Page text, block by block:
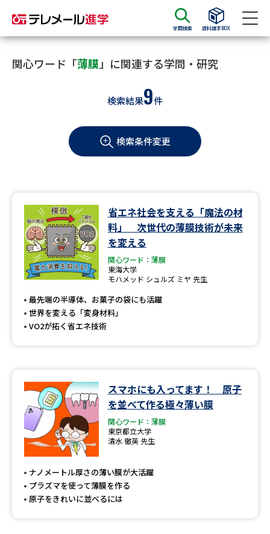
学問検索 資料請求BOX
資料請求 資料検索
大学・短大の資料種類から請求
学部・学科パンフ
過去問題集
大学・短大以外の資料から請求
専門学校の資料請求
留学・進学関連、塾・予備校
大学入学共通テスト「受験案
大学入学共通テスト「受験上の
高等学校（情報）教員資格認定
大学研究
大学で学べる内容や特徴を調べる
関心ワード「薄膜」に関連する学問・研究
検索結果9件
検索条件変更
省エネ社会を支える「魔法の材
料」 次世代の薄膜技術が未来
を変える
関心ワード：薄膜
東海大学
モハメッド シュルズ ミヤ 先生
最先端の半導体、お菓子の袋にも活躍
世界を変える「変身材料」
VO2が拓く省エネ技術
スマホにも入ってます！ 原子
を並べて作る極々薄い膜
関心ワード：薄膜
東京都立大学
清水 徹英 先生
ナノメートル厚さの薄い膜が大活躍
プラズマを使って薄膜を作る
原子をきれいに並べるには